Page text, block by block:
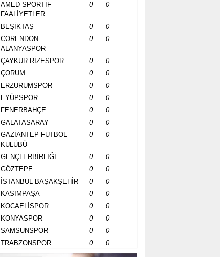
AMED SPORTİF
FAALİYETLER
0 0
BEŞİKTAŞ 0
0
CORENDON
ALANYASPOR
0 0
ÇAYKUR RİZESPOR 0
0
ÇORUM 0
0
ERZURUMSPOR 0
0
EYÜPSPOR 0
0
FENERBAHÇE 0
0
GALATASARAY 0
0
GAZİANTEP FUTBOL
KULÜBÜ
0 0
GENÇLERBİRLİĞİ 0
0
GÖZTEPE 0
0
İSTANBUL BAŞAKŞEHİR 0
0
KASIMPAŞA 0
0
KOCAELİSPOR 0
0
KONYASPOR 0
0
SAMSUNSPOR 0
0
TRABZONSPOR 0 0